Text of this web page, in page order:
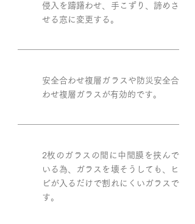
侵入を躊躇わせ、手こずり、諦めさ
せる窓に変更する。
安全合わせ複層ガラスや防災安全合
わせ複層ガラスが有効的です。
2枚のガラスの間に中間膜を挟んで
いる為、ガラスを壊そうしても、ヒ
ビが入るだけで割れにくいガラスで
す。